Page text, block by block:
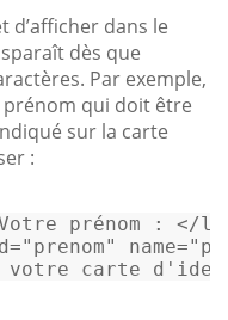
d’afficher dans le
dès que
Par exemple,
prénom qui doit être
sur la carte
:
prénom : </
="prenom" name=
votre carte